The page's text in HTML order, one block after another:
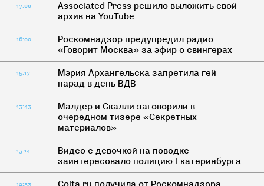
17:00
Associated Press решило выложить свой
архив на YouTube
16:00
Роскомнадзор предупредил радио
«Говорит Москва» за эфир о свингерах
15:17
Мэрия Архангельска запретила гей-
парад в день ВДВ
13:43
Малдер и Скалли заговорили в
очередном тизере «Секретных
материалов»
13:14
Видео с девочкой на поводке
заинтересовало полицию Екатеринбурга
12:33